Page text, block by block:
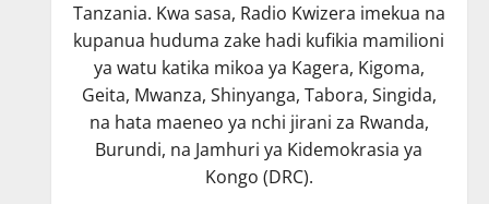
Tanzania. Kwa sasa, Radio Kwizera imekua na
kupanua huduma zake hadi kufikia mamilioni
ya watu katika mikoa ya Kagera, Kigoma,
Geita, Mwanza, Shinyanga, Tabora, Singida,
na hata maeneo ya nchi jirani za Rwanda,
Burundi, na Jamhuri ya Kidemokrasia ya
Kongo (DRC).